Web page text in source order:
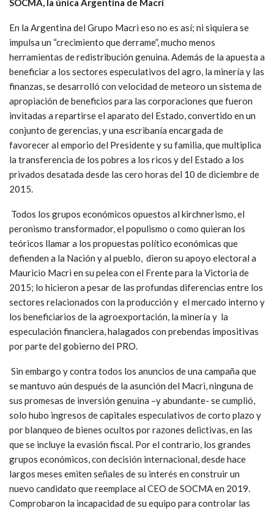
En la Argentina del Grupo Macri eso no es así; ni siquiera se
impulsa un “crecimiento que derrame”, mucho menos
herramientas de redistribución genuina. Además de la apuesta a
beneficiar a los sectores especulativos del agro, la minería y las
finanzas, se desarrolló con velocidad de meteoro un sistema de
apropiación de beneficios para las corporaciones que fueron
invitadas a repartirse el aparato del Estado, convertido en un
conjunto de gerencias, y una escribanía encargada de
favorecer al emporio del Presidente y su familia, que multiplica
la transferencia de los pobres a los ricos y del Estado a los
privados desatada desde las cero horas del 10 de diciembre de
2015.
Todos los grupos económicos opuestos al kirchnerismo, el
peronismo transformador, el populismo o como quieran los
teóricos llamar a los propuestas político económicas que
defienden a la Nación y al pueblo, dieron su apoyo electoral a
Mauricio Macri en su pelea con el Frente para la Victoria de
2015; lo hicieron a pesar de las profundas diferencias entre los
sectores relacionados con la producción y el mercado interno y
los beneficiarios de la agroexportación, la minería y la
especulación financiera, halagados con prebendas impositivas
por parte del gobierno del PRO.
Sin embargo y contra todos los anuncios de una campaña que
se mantuvo aún después de la asunción del Macri, ninguna de
sus promesas de inversión genuina –y abundante- se cumplió,
solo hubo ingresos de capitales especulativos de corto plazo y
por blanqueo de bienes ocultos por razones delictivas, en las
que se incluye la evasión fiscal. Por el contrario, los grandes
grupos económicos, con decisión internacional, desde hace
largos meses emiten señales de su interés en construir un
nuevo candidato que reemplace al CEO de SOCMA en 2019.
Comprobaron la incapacidad de su equipo para controlar las